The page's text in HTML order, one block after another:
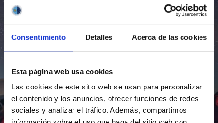
Consentimiento Detalles Acerca de las cookies
Esta página web usa cookies
Las cookies de este sitio web se usan para personalizar
el contenido y los anuncios, ofrecer funciones de redes
sociales y analizar el tráfico. Además, compartimos